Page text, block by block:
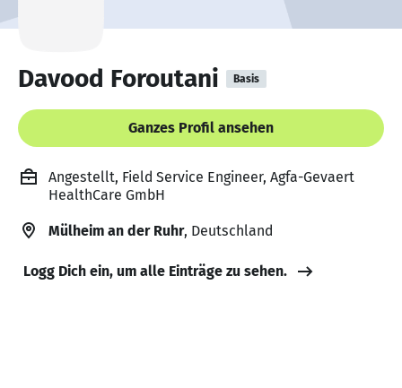
Davood Foroutani Basis
Ganzes Profil ansehen
Angestellt, Field Service Engineer, Agfa-Gevaert
HealthCare GmbH
Mülheim an der Ruhr, Deutschland
Logg Dich ein, um alle Einträge zu sehen.